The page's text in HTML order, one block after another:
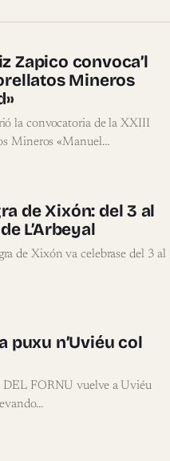
Zapico convoca’l
Mineros
la convocatoria de la XXIII
Mineros «Manuel…
de Xixón: del 3 al
L’Arbeyal
de Xixón va celebrase del 3 al
puxu n’Uviéu col
DEL FORNU vuelve a Uviéu